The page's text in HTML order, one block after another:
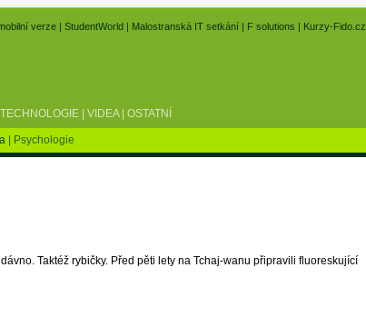
verze |StudentWorld | Malostranská IT setkání | F solutions | Kurzy-Fido.cz
TECHNOLOGIE | VIDEA| OSTATNÍ
| Psychologie
Taktéž rybičky. Před pěti lety na Tchaj-wanu připravili fluoreskující